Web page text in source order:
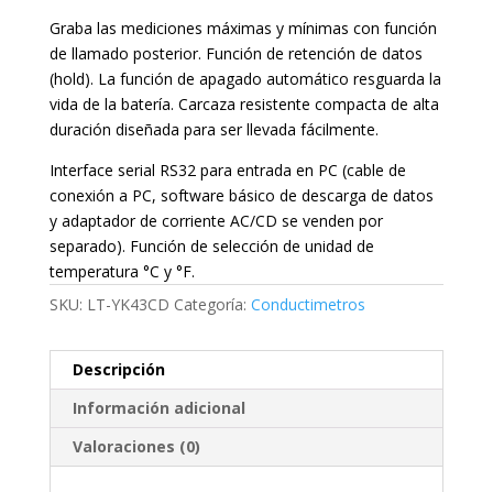
Graba las mediciones máximas y mínimas con función
de llamado posterior. Función de retención de datos
(hold). La función de apagado automático resguarda la
vida de la batería. Carcaza resistente compacta de alta
duración diseñada para ser llevada fácilmente.
Interface serial RS32 para entrada en PC (cable de
conexión a PC, software básico de descarga de datos
y adaptador de corriente AC/CD se venden por
separado). Función de selección de unidad de
temperatura °C y °F.
SKU: LT-YK43CD Categoría: Conductimetros
Descripción
Información adicional
Valoraciones (0)